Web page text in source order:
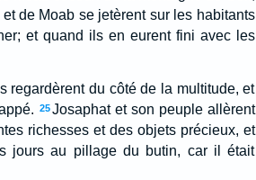
de Moab se jetèrent sur les habitants
et quand ils en eurent fini avec les
regardèrent du côté de la multitude, et
25Josaphat et son peuple allèrent
richesses et des objets précieux, et
jours au pillage du butin, car il était